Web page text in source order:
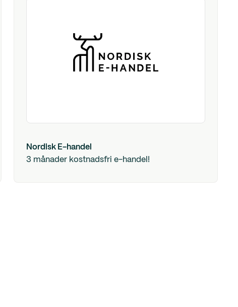
Nordisk E-handel
3 månader kostnadsfri e-handel!